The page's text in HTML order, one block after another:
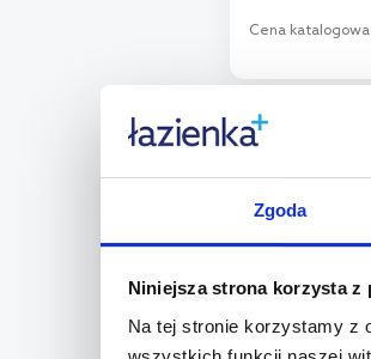
Zgoda
Niniejsza strona korzysta z
Na tej stronie korzystamy z
(5)
(65)
(10)
Cena katalogowa: